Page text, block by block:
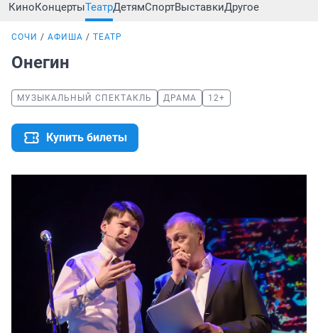
КиноКонцертыТеатрДетямСпортВыставкиДругое
СОЧИ АФИША ТЕАТР
Онегин
МУЗЫКАЛЬНЫЙ СПЕКТАКЛЬ ДРАМА 12+
Купить билеты